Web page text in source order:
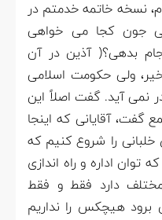
نسخه خاتمه خدمتم در
جون کجا می خواهی
بدهی؟( آذین در آن
ولی حکومت اسلامی
نمی آید. گفت اصلاً این
گفت، آقایانی که اینجا
را شروع کنیم که
اداره و راه اندازی
مختلف دارد فقط و فقط
برود هیچکس را نداریم